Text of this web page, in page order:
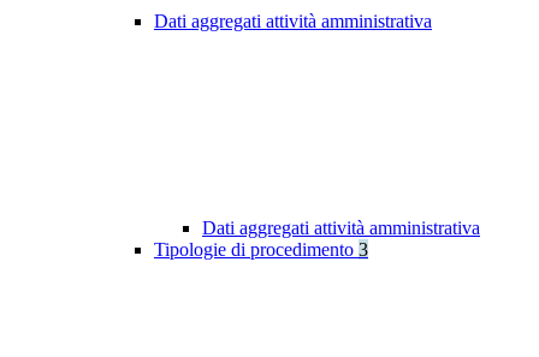
Dati aggregati attività amministrativa
Dati aggregati attività amministrativa
Tipologie di procedimento 3